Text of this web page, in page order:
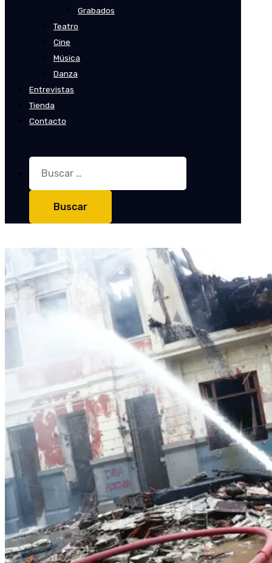
Grabados
Teatro
Cine
Música
Danza
Entrevistas
Tienda
Contacto
Buscar: